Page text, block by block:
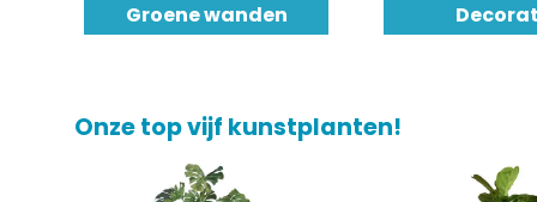
Groene wanden
Onze top vijf kunstplanten!